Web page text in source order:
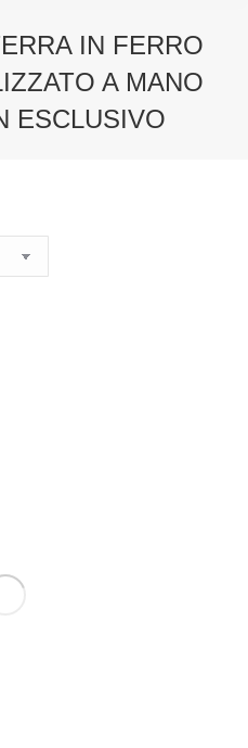
IN FERRO
A MANO
ESCLUSIVO